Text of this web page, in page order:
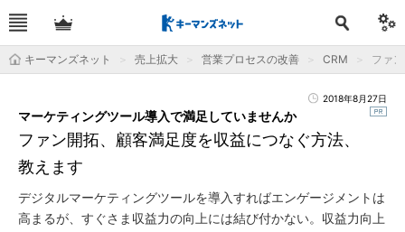
キーマンズネット 売上拡大 営業プロセスの改善 CRM ファ
2018年8月27日
ファン開拓、顧客満足度を収益につなぐ方法、
教えます
マーケティングツール導入で満足していませんか
デジタルマーケティングツールを導入すればエンゲージメントは
高まるが、すぐさま収益力の向上には結び付かない。収益力向上